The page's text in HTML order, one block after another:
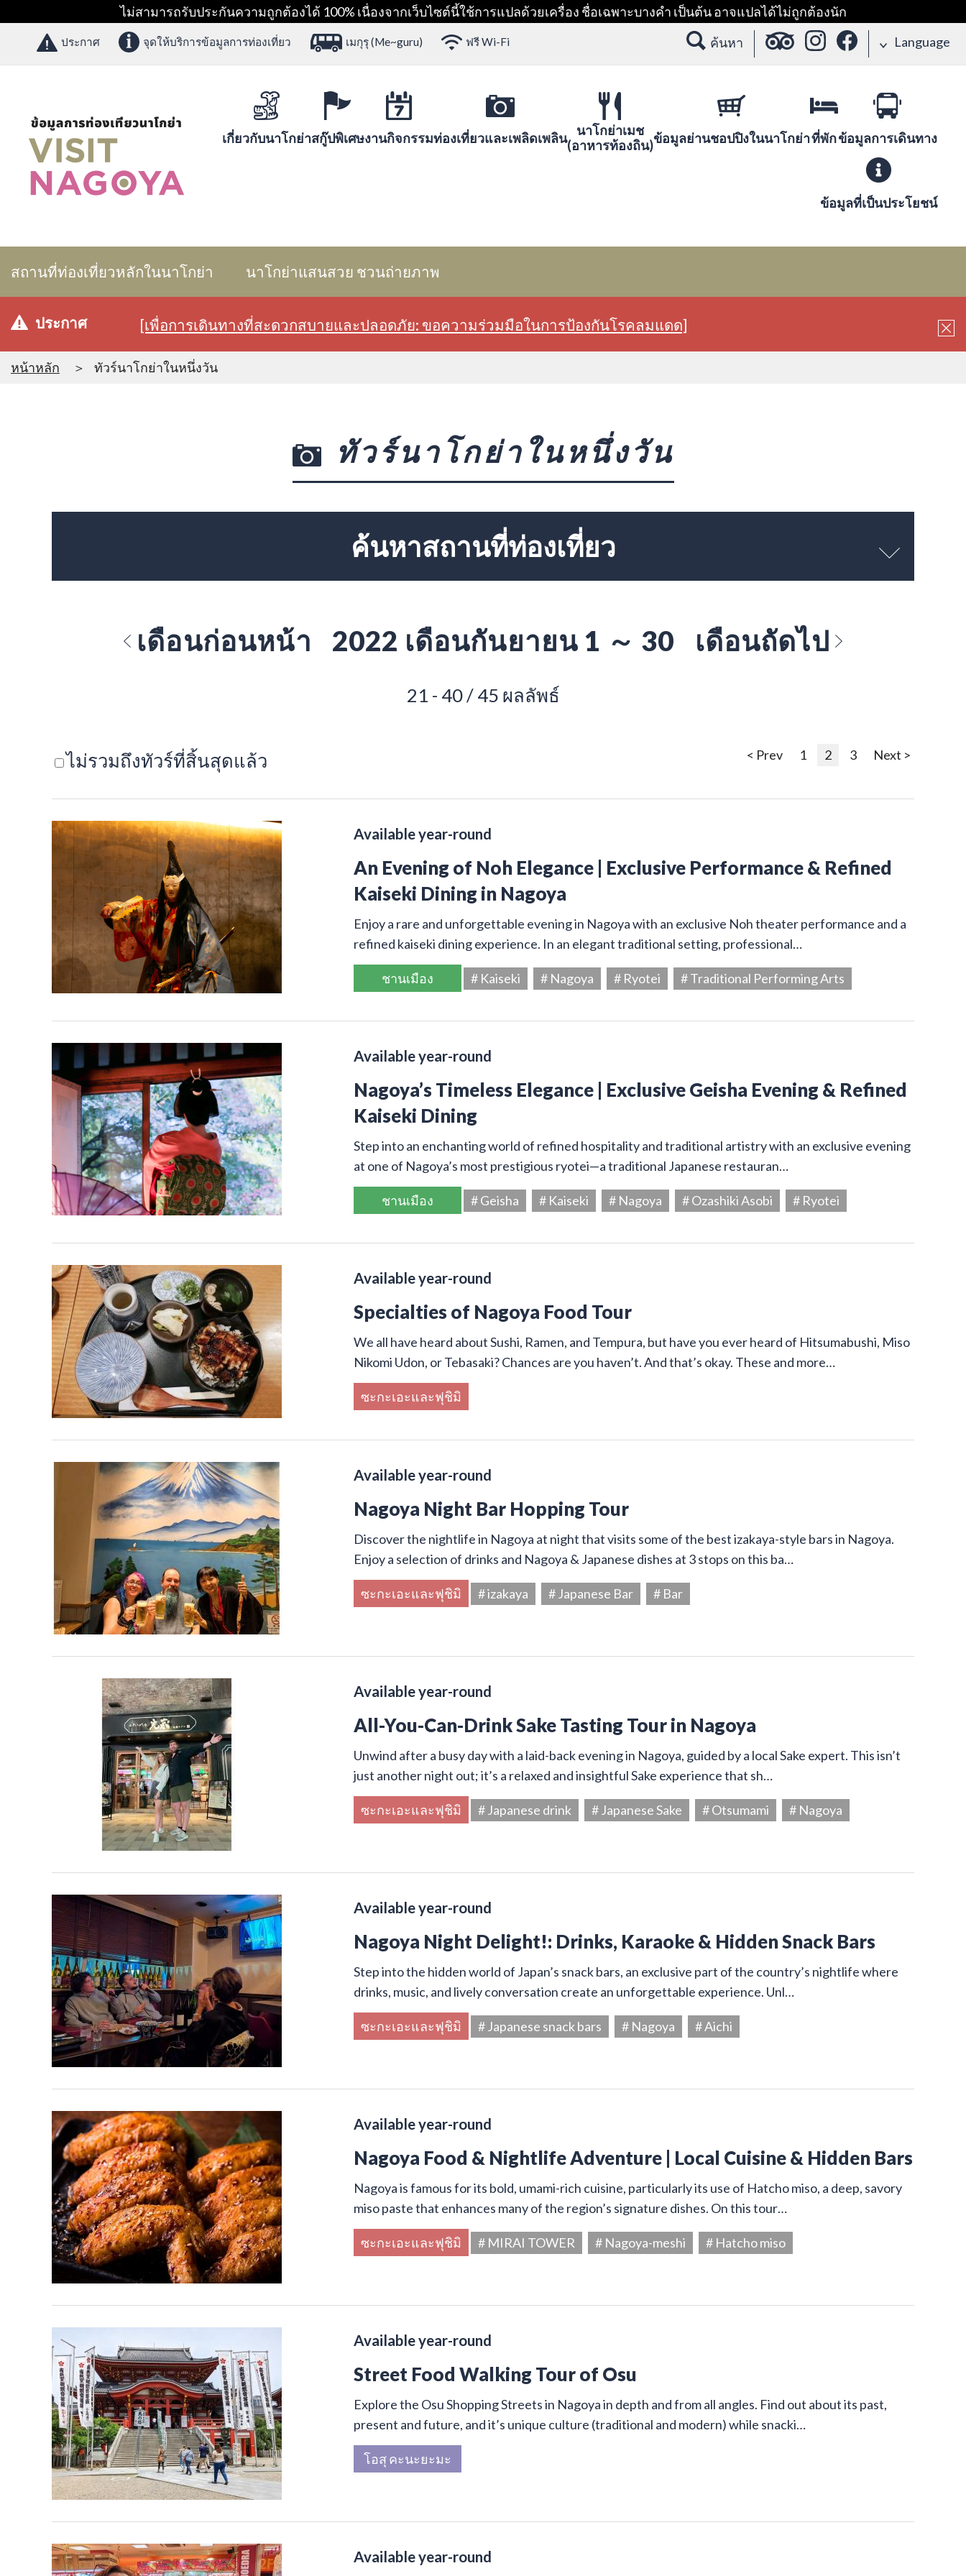
ไม่สามารถรับประกันความถูกต้องได้ 100% เนื่องจากเว็บไซต์นี้ใช้การแปลด้วยเครื่อง ชื่อเฉพาะบางคำ เป็นต้น อาจแปลได้ไม่ถูกต้องนัก
ประกาศ จุดให้บริการข้อมูลการท่องเที่ยว เมกุรุ (Me~guru) ฟรี Wi-Fi ค้นหา Language
เกี่ยวกับนาโกย่าสกู๊ปพิเศษงานกิจกรรมท่องเที่ยวและเพลิดเพลิน
นาโกย่าเมช
(อาหารท้องถิน)ข้อมูลย่านชอปปิงในนาโกย่าที่พักข้อมูลการเดินทาง
ข้อมูลที่เป็นประโยชน์
สถานที่ท่องเที่ยวหลักในนาโกย่า นาโกย่าแสนสวย ชวนถ่ายภาพ
ประกาศ [เพื่อการเดินทางที่สะดวกสบายและปลอดภัย: ขอความร่วมมือในการป้องกันโรคลมแดด]
หน้าหลัก ทัวร์นาโกย่าในหนึ่งวัน
ทัวร์นาโกย่าในหนึ่งวัน
ค้นหาสถานที่ท่องเที่ยว
เดือนก่อนหน้า 2022 เดือนกันยายน 1 ～ 30 เดือนถัดไป
21 - 40 / 45 ผลลัพธ์
ไม่รวมถึงทัวร์ที่สิ้นสุดแล้ว < Prev 1 2 3 Next >
Available year-round
An Evening of Noh Elegance | Exclusive Performance & Refined
Kaiseki Dining in Nagoya
Enjoy a rare and unforgettable evening in Nagoya with an exclusive Noh theater performance and a
refined kaiseki dining experience. In an elegant traditional setting, professional…
ชานเมือง # Kaiseki # Nagoya # Ryotei # Traditional Performing Arts
Available year-round
Nagoya’s Timeless Elegance | Exclusive Geisha Evening & Refined
Kaiseki Dining
Step into an enchanting world of refined hospitality and traditional artistry with an exclusive evening
at one of Nagoya’s most prestigious ryotei—a traditional Japanese restauran…
ชานเมือง # Geisha # Kaiseki # Nagoya # Ozashiki Asobi # Ryotei
Available year-round
Specialties of Nagoya Food Tour
We all have heard about Sushi, Ramen, and Tempura, but have you ever heard of Hitsumabushi, Miso
Nikomi Udon, or Tebasaki? Chances are you haven’t. And that’s okay. These and more…
ซะกะเอะและฟุชิมิ
Available year-round
Nagoya Night Bar Hopping Tour
Discover the nightlife in Nagoya at night that visits some of the best izakaya-style bars in Nagoya.
Enjoy a selection of drinks and Nagoya & Japanese dishes at 3 stops on this ba…
ซะกะเอะและฟุชิมิ # izakaya # Japanese Bar # Bar
Available year-round
All-You-Can-Drink Sake Tasting Tour in Nagoya
Unwind after a busy day with a laid-back evening in Nagoya, guided by a local Sake expert. This isn’t
just another night out; it’s a relaxed and insightful Sake experience that sh…
ซะกะเอะและฟุชิมิ # Japanese drink # Japanese Sake # Otsumami # Nagoya
Available year-round
Nagoya Night Delight!: Drinks, Karaoke & Hidden Snack Bars
Step into the hidden world of Japan’s snack bars, an exclusive part of the country’s nightlife where
drinks, music, and lively conversation create an unforgettable experience. Unl…
ซะกะเอะและฟุชิมิ # Japanese snack bars # Nagoya # Aichi
Available year-round
Nagoya Food & Nightlife Adventure | Local Cuisine & Hidden Bars
Nagoya is famous for its bold, umami-rich cuisine, particularly its use of Hatcho miso, a deep, savory
miso paste that enhances many of the region’s signature dishes. On this tour…
ซะกะเอะและฟุชิมิ # MIRAI TOWER # Nagoya-meshi # Hatcho miso
Available year-round
Street Food Walking Tour of Osu
Explore the Osu Shopping Streets in Nagoya in depth and from all angles. Find out about its past,
present and future, and it’s unique culture (traditional and modern) while snacki…
โอสุ คะนะยะมะ
Available year-round